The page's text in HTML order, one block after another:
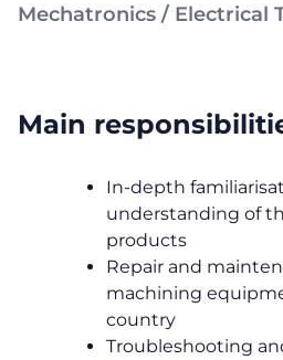
Mechatronics / Electrical
Main
In-depth
understanding of
products
Repair and
machining
country
Troubleshooting